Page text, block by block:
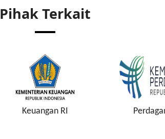
Pihak Terkait
Keuangan RI